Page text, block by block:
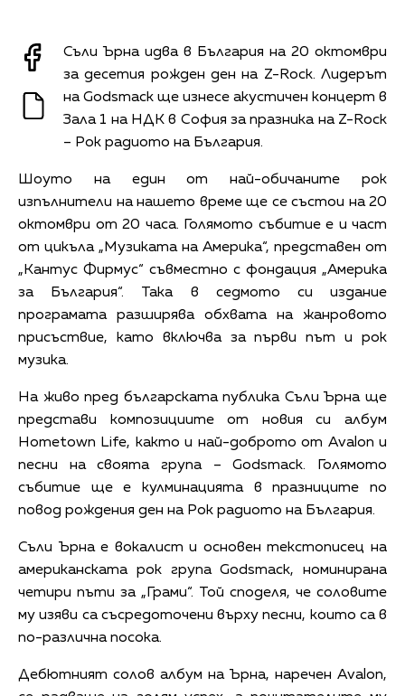
Съли Ърна идва в България на 20 октомври
за десетия рожден ден на Z-Rock. Лидерът
на Godsmack ще изнесе акустичен концерт в
Зала 1 на НДК в София за празника на Z-Rock
– Рок радиото на България.
Шоуто на един от най-обичаните рок
изпълнители на нашето време ще се състои на 20
октомври от 20 часа. Голямото събитие е и част
от цикъла „Музиката на Америка“, представен от
„Кантус Фирмус“ съвместно с фондация „Америка
за България“. Така в седмото си издание
програмата разширява обхвата на жанровото
присъствие, като включва за първи път и рок
музика.
На живо пред българската публика Съли Ърна ще
представи композициите от новия си албум
Hometown Life, както и най-доброто от Avalon и
песни на своята група – Godsmack. Голямото
събитие ще е кулминацията в празниците по
повод рождения ден на Рок радиото на България.
Съли Ърна е вокалист и основен текстописец на
американската рок група Godsmack, номинирана
четири пъти за „Грами“. Той споделя, че соловите
му изяви са съсредоточени върху песни, които са в
по-различна посока.
Дебютният солов албум на Ърна, наречен Аvalon,